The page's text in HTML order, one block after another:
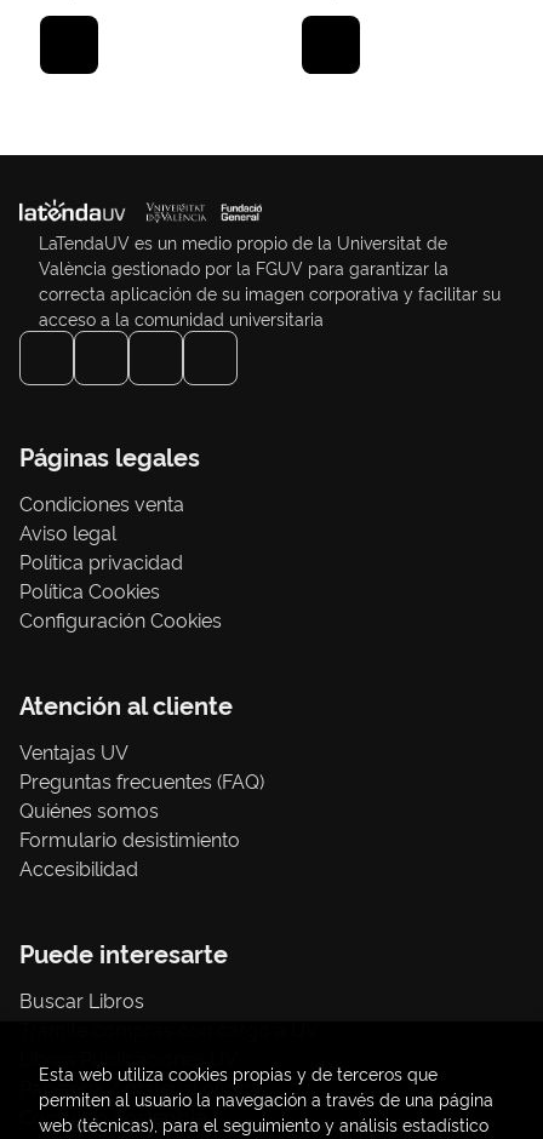
LaTendaUV es un medio propio de la Universitat de
València gestionado por la FGUV para garantizar la
correcta aplicación de su imagen corporativa y facilitar su
acceso a la comunidad universitaria
Páginas legales
Condiciones venta
Aviso legal
Política privacidad
Política Cookies
Configuración Cookies
Atención al cliente
Ventajas UV
Preguntas frecuentes (FAQ)
Quiénes somos
Formulario desistimiento
Accesibilidad
Puede interesarte
Buscar Libros
Papelería / material oficina
Consumo Sostenible
Esta web utiliza cookies propias y de terceros que
permiten al usuario la navegación a través de una página
web (técnicas), para el seguimiento y análisis estadístico